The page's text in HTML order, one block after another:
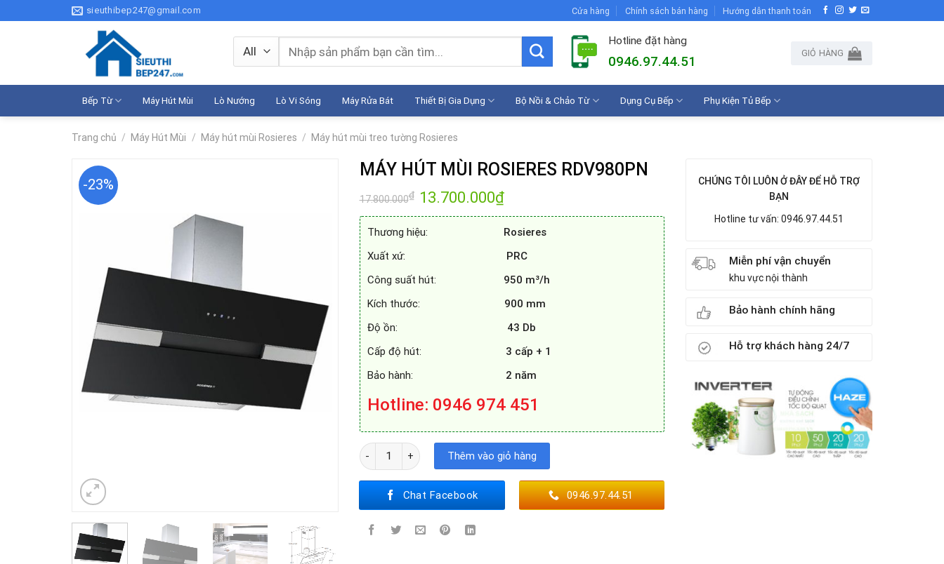
to
sieuthibep247@gmail.com Cửa hàng Chính sách bán hàng Hướng dẫn thanh toán
Tìm
kiếm:
Hotline đặt hàng
0946.97.44.51
GIỎ HÀNG
Bếp Từ Máy Hút Mùi Lò Nướng Lò Vi Sóng Máy Rửa Bát Thiết Bị Gia Dụng Bộ Nồi & Chảo Từ Dụng Cụ Bếp Phụ Kiện Tủ Bếp
Trang chủ / Máy Hút Mùi / Máy hút mùi Rosieres / Máy hút mùi treo tường Rosieres
-23%
MÁY HÚT MÙI ROSIERES RDV980PN
17.800.000₫ Giá
gốc
là:
13.700.000₫Giá
hiện
tại
13.700.000₫.
Thương hiệu: Rosieres
Xuất xứ:
PRC
Công suất hút:
950 m³/h
Kích thước: 900 mm
Độ ồn: 43 Db
Cấp độ hút: 3 cấp + 1
Bảo hành: 2 năm
Hotline: 0946 974 451
MÁY HÚT MÙI ROSIERES RDV980PN số lượng
Thêm vào giỏ hàng
Chat Facebook 0946.97.44.51
CHÚNG TÔI LUÔN Ở ĐÂY ĐỂ HỖ TRỢ
BẠN
Hotline tư vấn: 0946.97.44.51
Miễn phí vận chuyển
khu vực nội thành
Bảo hành chính hãng
Hỗ trợ khách hàng 24/7